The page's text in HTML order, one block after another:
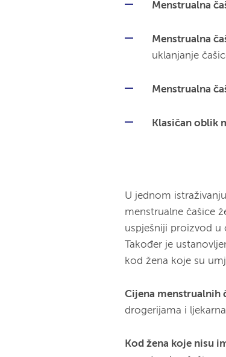
Menstrualna
Menstrualna
uklanjanje
Menstrualna
Klasičan oblik
U jednom
menstrualne čašice
uspješniji proizvod u
Također je
kod žena koje su
Cijena menstrualnih
drogerijama i
Kod žena koje nisu